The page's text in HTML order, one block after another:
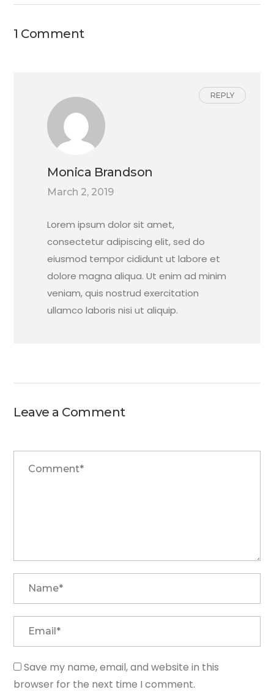
1 Comment
Monica Brandson
March 2, 2019
Lorem ipsum dolor sit amet,
consectetur adipiscing elit, sed do
eiusmod tempor cididunt ut labore et
dolore magna aliqua. Ut enim ad minim
veniam, quis nostrud exercitation
ullamco laboris nisi ut aliquip.
REPLY
Leave a Comment
Save my name, email, and website in this
browser for the next time I comment.